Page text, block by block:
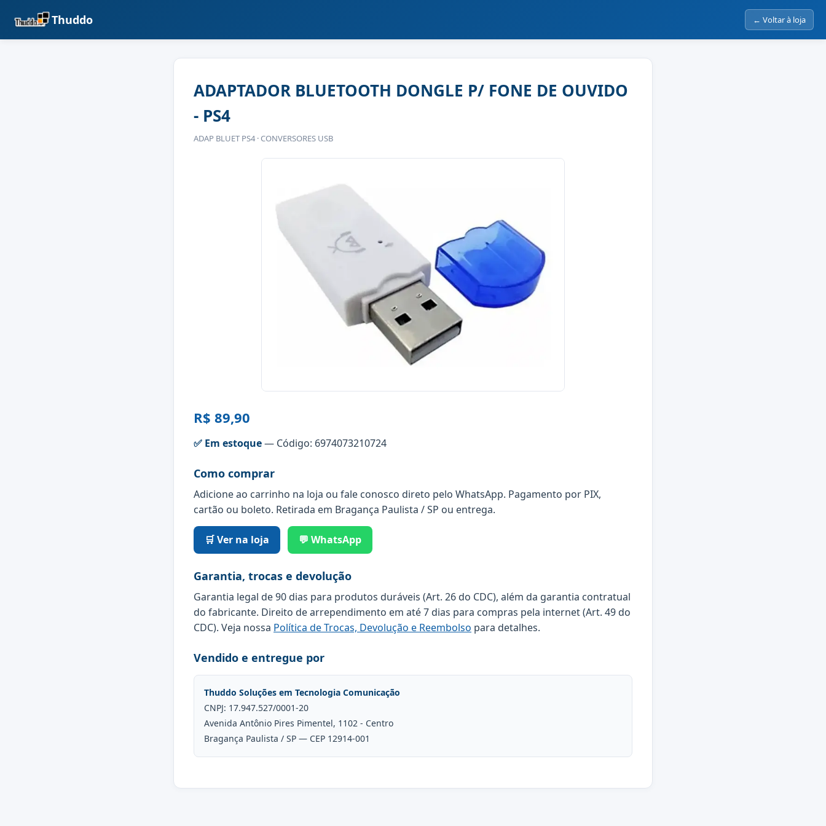
Thuddo ← Voltar à loja
ADAPTADOR BLUETOOTH DONGLE P/ FONE DE OUVIDO
- PS4
ADAP BLUET PS4 · CONVERSORES USB
R$ 89,90
✅ Em estoque— Código: 6974073210724
Como comprar
Adicione ao carrinho na loja ou fale conosco direto pelo WhatsApp. Pagamento por PIX,
cartão ou boleto. Retirada em Bragança Paulista / SP ou entrega.
🛒 Ver na loja 💬 WhatsApp
Garantia, trocas e devolução
Garantia legal de 90 dias para produtos duráveis (Art. 26 do CDC), além da garantia contratual
do fabricante. Direito de arrependimento em até 7 dias para compras pela internet (Art. 49 do
CDC). Veja nossa Política de Trocas, Devolução e Reembolso para detalhes.
Vendido e entregue por
Thuddo Soluções em Tecnologia Comunicação
CNPJ: 17.947.527/0001-20
Avenida Antônio Pires Pimentel, 1102 - Centro
Bragança Paulista / SP — CEP 12914-001